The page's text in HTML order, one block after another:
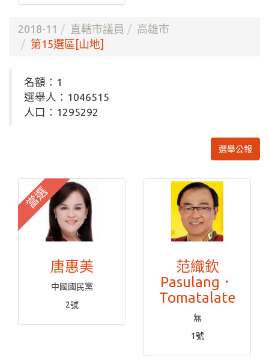
2018-11 直轄市議員
高雄市
第15選區[山地]
名額：1
選舉人：1046515
人口：1295292
選舉公報
當選
唐惠美
中國國民黨
2號
范織欽
Pasulang．
Tomatalate
無
1號